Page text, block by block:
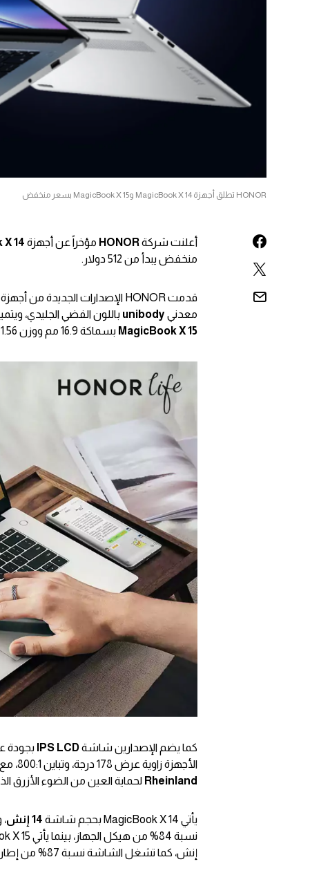
HONOR تطلق أجهزة MagicBook X 14 وMagicBook X 15 بسعر منخفض
أعلنت شركة مؤخراً عن أجهزة 14
منخفض يبدأ من 512 دولار.
معدني
باللون الفضي الجليدي،
MagicBook X 15 بسماكة 16.9 مم ووزن 1.56 كجم.
كما يضم الإصدارين شاشةIPS LCD
الأجهزة زاوية عرض 178 درجة، وتباين 800:1، مع نسبة سطوع
Rheinland لحماية العين من الضوء الأزرق
يأتي MagicBook X 14 بحجم شاشة 14 إنش
نسبة 84% من هيكل الجهاز، بينما يأتي MagicBook X 15 بحجم شاشة
إنش، كما تشغل الشاشة نسبة 87% من إطار الجهاز.